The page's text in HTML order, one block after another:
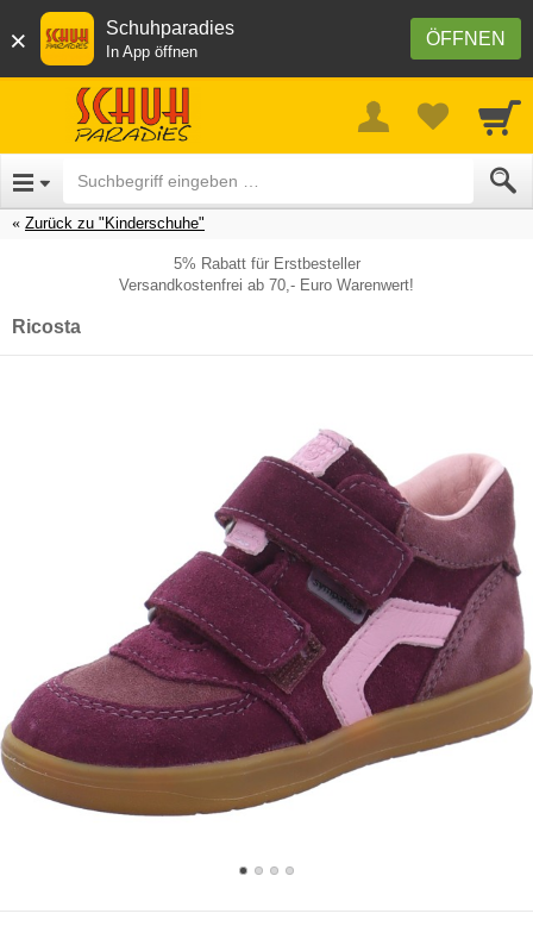
× ÖFFNEN
Schuhparadies
In App öffnen
Zurück zu "Kinderschuhe"
5% Rabatt für Erstbesteller
Versandkostenfrei ab 70,- Euro Warenwert!
Ricosta